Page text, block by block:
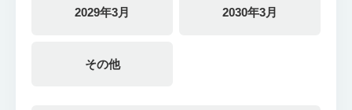
2029年3月 2030年3月
その他